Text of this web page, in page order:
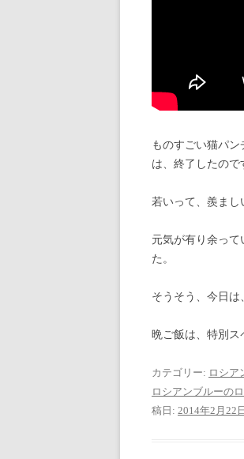
ものすごい猫パ
は、終了したので
若いって、羨まし
元気が有り余っ
た。
そうそう、今日
晩ご飯は、特別ス
カテゴリー: ロシア
ロシアンブルーの
稿日: 2014年2月22日